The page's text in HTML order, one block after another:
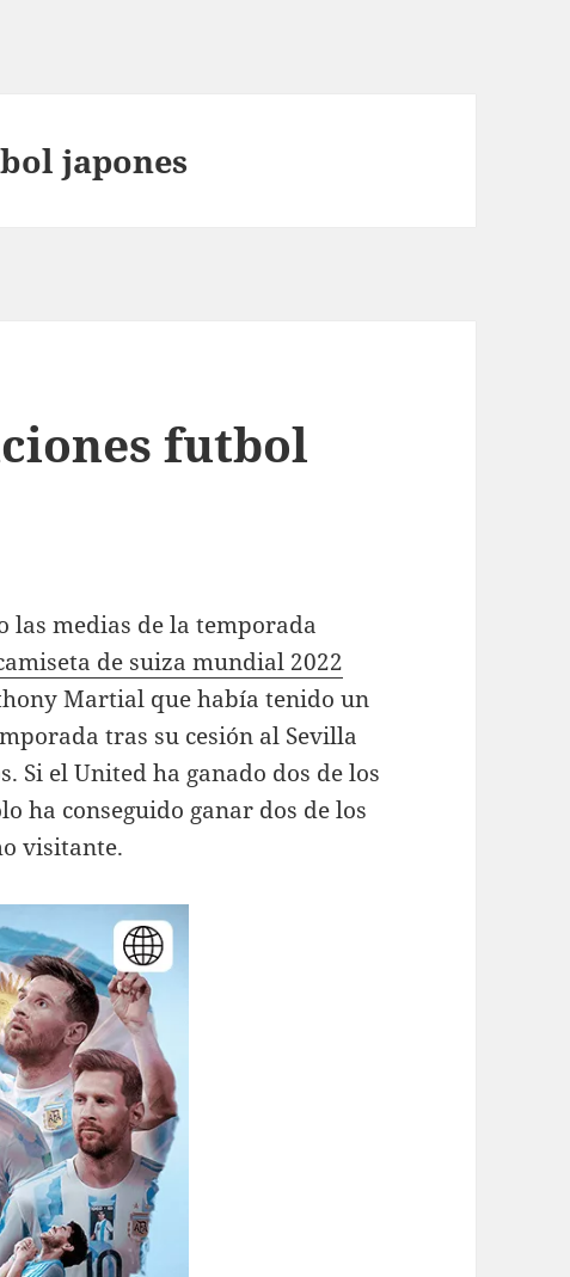
japones
futbol
las medias de la temporada
de suiza mundial 2022
Martial que había tenido un
tras su cesión al Sevilla
Si el United ha ganado dos de los
ha conseguido ganar dos de los
visitante.